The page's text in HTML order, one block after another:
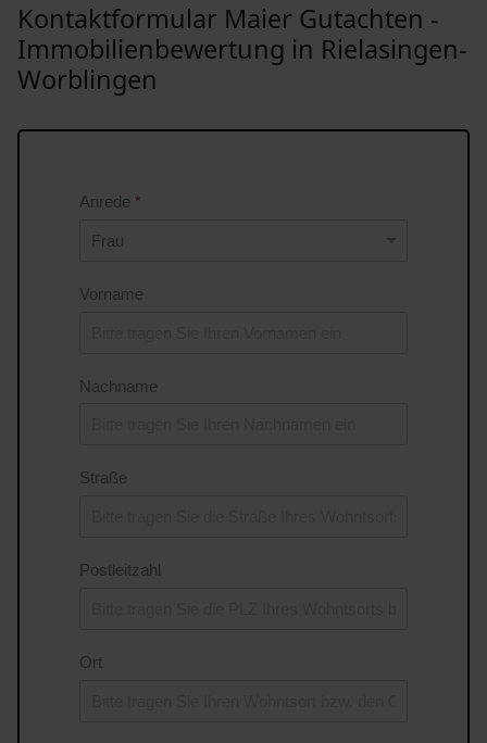
Kontaktformular Maier Gutachten -
Immobilienbewertung in Rielasingen-
Worblingen
Anrede *
Vorname
Nachname
Straße
Postleitzahl
Ort